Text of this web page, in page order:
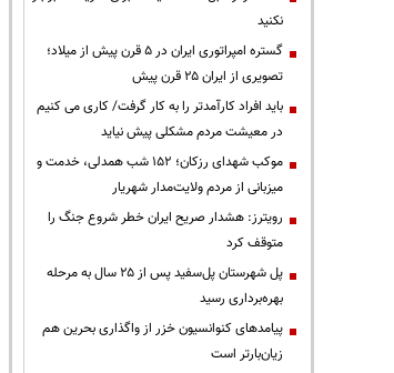
نکنید
گستره امپراتوری ایران در ۵ قرن پیش از میلاد؛
تصویری از ایران ۲۵ قرن پیش
باید افراد کارآمدتر را به کار گرفت/ کاری می کنیم
در معیشت مردم مشکلی پیش نیاید
موکب شهدای رزکان؛ ۱۵۲ شب همدلی، خدمت و
میزبانی از مردم ولایت‌مدار شهریار
رویترز: هشدار صریح ایران خطر شروع جنگ را
متوقف کرد
پل شهرستان پل‌سفید پس از ۲۵ سال به مرحله
بهره‌برداری رسید
پیامدهای کنوانسیون خزر از واگذاری بحرین هم
زیان‌بارتر است